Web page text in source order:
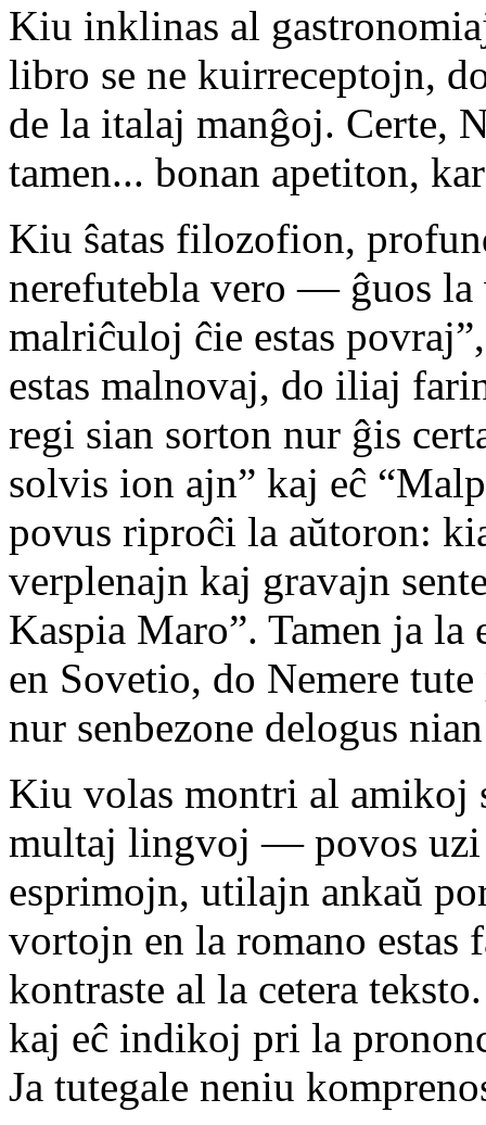
Kiu inklinas al
libro se ne kuirreceptojn,
de la italaj manĝoj. Certe,
tamen... bonan apetiton,
Kiu ŝatas filozofion,
nerefutebla vero — ĝuos la
malriĉuloj ĉie estas
estas malnovaj, do iliaj
regi sian sorton nur ĝis
solvis ion ajn” kaj eĉ
povus riproĉi la aŭtoron:
verplenajn kaj gravajn
Kaspia Maro”. Tamen ja la
en Sovetio, do Nemere
nur senbezone delogus
Kiu volas montri al amikoj
multaj lingvoj — povos
esprimojn, utilajn ankaŭ
vortojn en la romano estas
kontraste al la cetera
kaj eĉ indikoj pri la
Ja tutegale neniu